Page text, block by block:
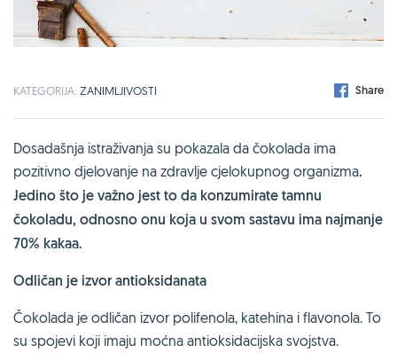
KATEGORIJA: ZANIMLJIVOSTI Share
Dosadašnja istraživanja su pokazala da čokolada ima
pozitivno djelovanje na zdravlje cjelokupnog organizma.
Jedino što je važno jest to da konzumirate tamnu
čokoladu, odnosno onu koja u svom sastavu ima najmanje
70% kakaa.
Odličan je izvor antioksidanata
Čokolada je odličan izvor polifenola, katehina i flavonola. To
su spojevi koji imaju moćna antioksidacijska svojstva.